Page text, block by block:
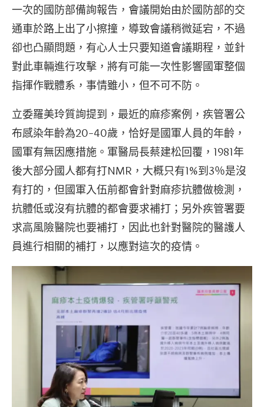
一次的國防部備詢報告，會議開始由於國防部的交
通車於路上出了小擦撞，導致會議稍微延宕，不過
卻也凸顯問題，有心人士只要知道會議期程，並針
對此車輛進行攻擊，將有可能一次性影響國軍整個
指揮作戰體系，事情雖小，但不可不防。
立委羅美玲質詢提到，最近的麻疹案例，疾管署公
布感染年齡為20-40歲，恰好是國軍人員的年齡，
國軍有無因應措施。軍醫局長蔡建松回覆，1981年
後大部分國人都有打NMR，大概只有1%到3％是沒
有打的，但國軍入伍前都會針對麻疹抗體做檢測，
抗體低或沒有抗體的都會要求補打；另外疾管署要
求高風險醫院也要補打，因此也針對醫院的醫護人
員進行相關的補打，以應對這次的疫情。